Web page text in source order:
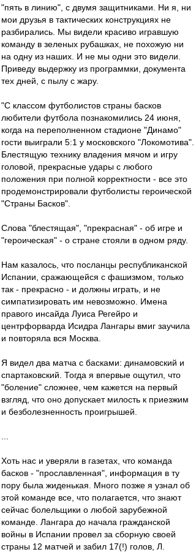
"пять в линию", с двумя защитниками. Ни я, ни
мои друзья в тактических конструкциях не
разбирались. Мы видели красиво игравшую
команду в зеленых рубашках, не похожую ни
на одну из наших. И не мы одни это видели.
Приведу выдержку из программки, документа
тех дней, с пылу с жару.
"С классом футболистов страны басков
любители футбола познакомились 24 июня,
когда на переполненном стадионе "Динамо"
гости выиграли 5:1 у московского "Локомотива".
Блестящую технику владения мячом и игру
головой, прекрасные удары с любого
положения при полной корректности - все это
продемонстрировали футболисты героической
"Страны Басков".
Слова "блестящая", "прекрасная" - об игре и
"героическая" - о стране стояли в одном ряду.
Нам казалось, что посланцы республиканской
Испании, сражающейся с фашизмом, только
так - прекрасно - и должны играть, и не
симпатизировать им невозможно. Имена
правого инсайда Луиса Регейро и
центрфорварда Исидра Лангары вмиг заучила
и повторяла вся Москва.
Я видел два матча с басками: динамовский и
спартаковский. Тогда я впервые ощутил, что
"боление" сложнее, чем кажется на первый
взгляд, что оно допускает милость к приезжим
и безболезненность проигрышей.
Хоть нас и уверяли в газетах, что команда
басков - "прославленная", информация в ту
пору была жиденькая. Много позже я узнал об
этой команде все, что полагается, что знают
сейчас болельщики о любой зарубежной
команде. Лангара до начала гражданской
войны в Испании провел за сборную своей
страны 12 матчей и забил 17(!) голов, Л.